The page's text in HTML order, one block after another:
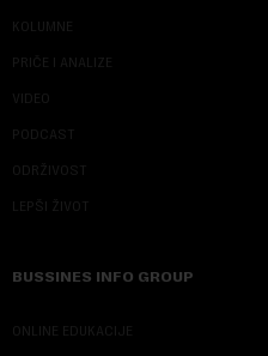
KOLUMNE
PRIČE I ANALIZE
VIDEO
PODCAST
ODRŽIVOST
LEPŠI ŽIVOT
BUSSINES INFO GROUP
ONLINE EDUKACIJE